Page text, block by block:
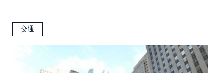
交通